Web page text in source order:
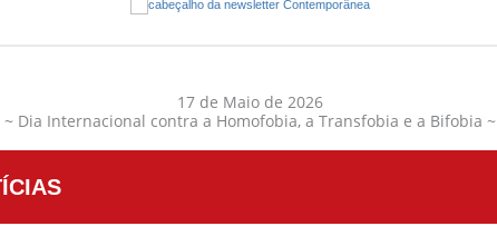
17 de Maio de 2026
~ Dia Internacional contra a Homofobia, a Transfobia e a Bifobia ~